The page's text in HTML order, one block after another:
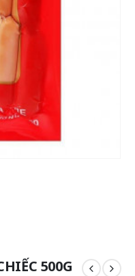
500G